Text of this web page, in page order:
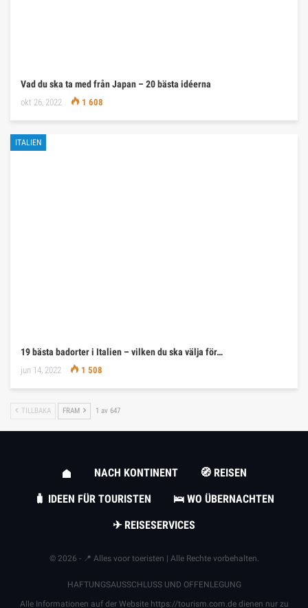
Vad du ska ta med från Japan – 20 bästa idéerna
okt 26, 2022 1 608
ITALIEN
19 bästa badorter i Italien – vilken du ska välja för…
jun 14, 2022 1 508
TILLBAKA FRAM 1 av 647
NACH KONTINENT
🧭 REISEN
🧳 IDEEN FÜR TOURISTEN
🛌 WO ÜBERNACHTEN
✈ REISESERVICES
© 2026 - 📍 Alles voor toeristen | Alle Rechte vorbehalten.
HAFTUNGSAUSSCHLUSS UND OFFENLEGUNG
Alle Informationen auf der Website https://tourism.com.dedienen nur zu